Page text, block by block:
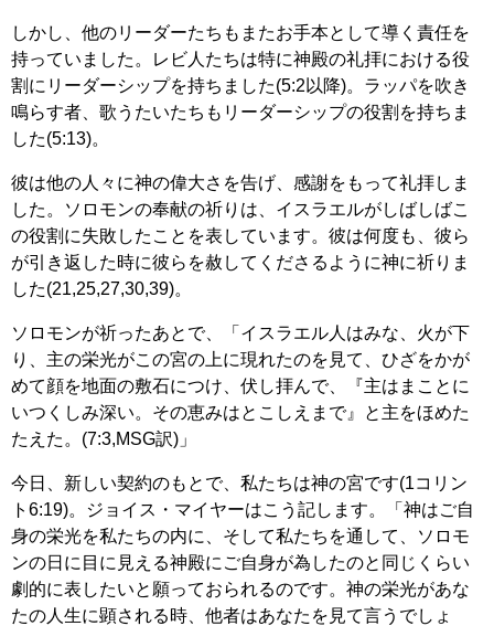
しかし、他のリーダーたちもまたお手本として導く責任を
持っていました。レビ人たちは特に神殿の礼拝における役
割にリーダーシップを持ちました(5:2以降)。ラッパを吹き
鳴らす者、歌うたいたちもリーダーシップの役割を持ちま
した(5:13)。
彼は他の人々に神の偉大さを告げ、感謝をもって礼拝しま
した。ソロモンの奉献の祈りは、イスラエルがしばしばこ
の役割に失敗したことを表しています。彼は何度も、彼ら
が引き返した時に彼らを赦してくださるように神に祈りま
した(21,25,27,30,39)。
ソロモンが祈ったあとで、「イスラエル人はみな、火が下
り、主の栄光がこの宮の上に現れたのを見て、ひざをかが
めて顔を地面の敷石につけ、伏し拝んで、『主はまことに
いつくしみ深い。その恵みはとこしえまで』と主をほめた
たえた。(7:3,MSG訳)」
今日、新しい契約のもとで、私たちは神の宮です(1コリン
ト6:19)。ジョイス・マイヤーはこう記します。「神はご自
身の栄光を私たちの内に、そして私たちを通して、ソロモ
ンの日に目に見える神殿にご自身が為したのと同じくらい
劇的に表したいと願っておられるのです。神の栄光があな
たの人生に顕される時、他者はあなたを見て言うでしょ